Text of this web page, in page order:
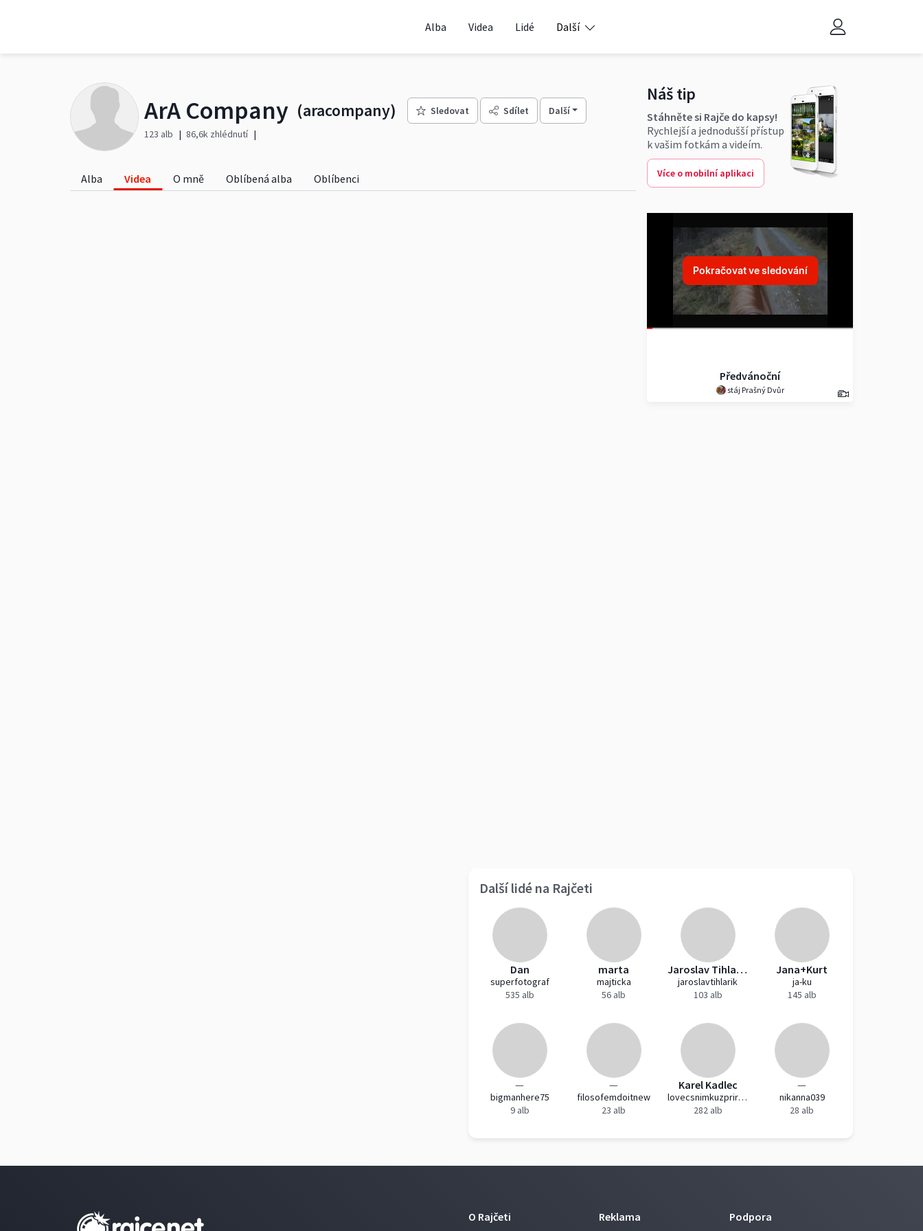
Alba Videa Lidé Další
ArA Company (aracompany) Sledovat Sdílet
Další
123 alb
86,6k zhlédnutí
Náš tip
Stáhněte si Rajče do kapsy!
Rychlejší a jednodušší přístup
k vašim fotkám a videím.
Alba Videa O mně Oblíbená alba Oblíbenci Více o mobilní aplikaci
Pokračovat ve sledování
Předvánoční
stáj Prašný Dvůr
Další lidé na Rajčeti
Dan
superfotograf
535 alb
marta
majticka
56 alb
Jaroslav Tihlařík
jaroslavtihlarik
103 alb
Jana+Kurt
ja-ku
145 alb
—
bigmanhere75
9 alb
—
filosofemdoitnew
23 alb
Karel Kadlec
lovecsnimkuzprirody
282 alb
—
nikanna039
28 alb
O Rajčeti Reklama Podpora